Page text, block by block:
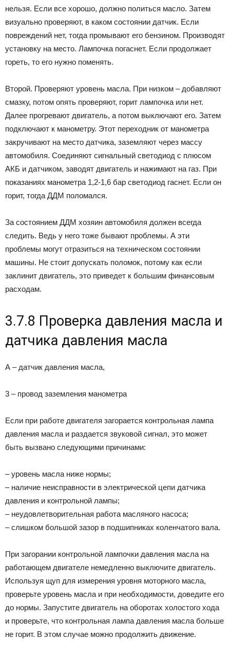
нельзя. Если все хорошо, должно политься масло. Затем
визуально проверяют, в каком состоянии датчик. Если
повреждений нет, тогда промывают его бензином. Производят
установку на место. Лампочка погаснет. Если продолжает
гореть, то его нужно поменять.
Второй. Проверяют уровень масла. При низком – добавляют
смазку, потом опять проверяют, горит лампочка или нет.
Далее прогревают двигатель, а потом выключают его. Затем
подключают к манометру. Этот переходник от манометра
закручивают на место датчика, заземляют через массу
автомобиля. Соединяют сигнальный светодиод с плюсом
АКБ и датчиком, заводят двигатель и нажимают на газ. При
показаниях манометра 1,2-1,6 бар светодиод гаснет. Если он
горит, тогда ДДМ поломался.
За состоянием ДДМ хозяин автомобиля должен всегда
следить. Ведь у него тоже бывают проблемы. А эти
проблемы могут отразиться на техническом состоянии
машины. Не стоит допускать поломок, потому как если
заклинит двигатель, это приведет к большим финансовым
расходам.
3.7.8 Проверка давления масла и
датчика давления масла
А – датчик давления масла,
3 – провод заземления манометра
Если при работе двигателя загорается контрольная лампа
давления масла и раздается звуковой сигнал, это может
быть вызвано следующими причинами:
– уровень масла ниже нормы;
– наличие неисправности в электрической цепи датчика
давления и контрольной лампы;
– неудовлетворительная работа масляного насоса;
– слишком большой зазор в подшипниках коленчатого вала.
При загорании контрольной лампочки давления масла на
работающем двигателе немедленно выключите двигатель.
Используя щуп для измерения уровня моторного масла,
проверьте уровень масла и при необходимости, доведите его
до нормы. Запустите двигатель на оборотах холостого хода
и проверьте, что контрольная лампа давления масла больше
не горит. В этом случае можно продолжить движение.